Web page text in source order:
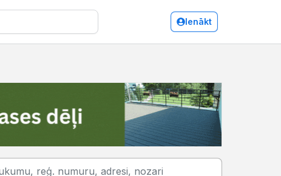
Ienākt
Sigulda/Arhitektūra, projektēšana